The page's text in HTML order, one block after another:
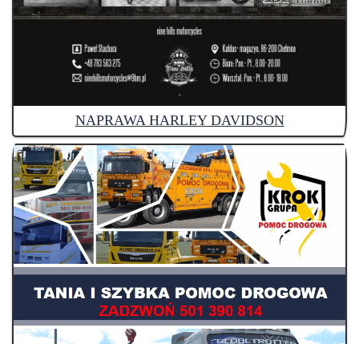
NAPRAWA HARLEY DAVIDSON